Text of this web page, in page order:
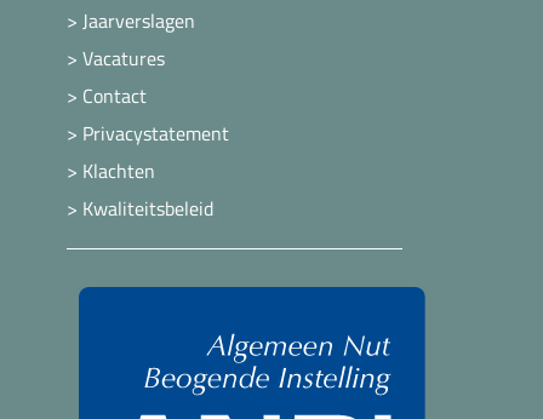
> Jaarverslagen
> Vacatures
> Contact
> Privacystatement
> Klachten
> Kwaliteitsbeleid